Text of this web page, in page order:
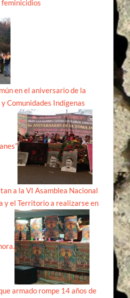
en el aniversario de la
Comunidades Indígenas
a la VI Asamblea Nacional
y el Territorio a realizarse en
armado rompe 14 años de